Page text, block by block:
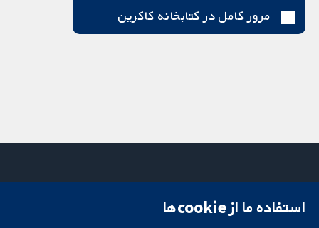
مرور کامل در کتابخانه کاکرین
میدان کاوندیش
استفاده ما از cookie‌ها